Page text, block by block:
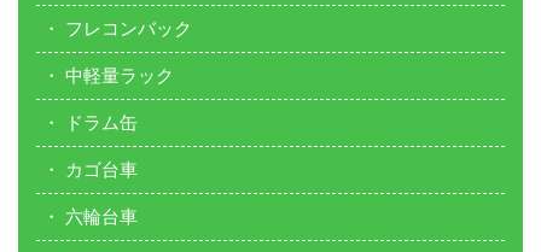
フレコンバック
中軽量ラック
ドラム缶
カゴ台車
六輪台車